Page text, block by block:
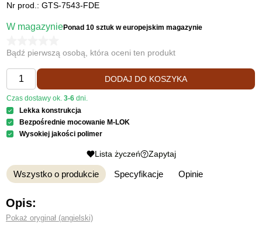
Nr prod.: GTS-7543-FDE
W magazyniePonad 10 sztukw europejskim magazynie
Bądź pierwszą osobą, która oceni ten produkt
DODAJ DO KOSZYKA
Czas dostawy ok.3-6 dni.
Lekka konstrukcja
Bezpośrednie mocowanie M-LOK
Wysokiej jakości polimer
Lista życzeń Zapytaj
Wszystko o produkcie Specyfikacje Opinie
Opis:
Pokaż oryginał (angielski)